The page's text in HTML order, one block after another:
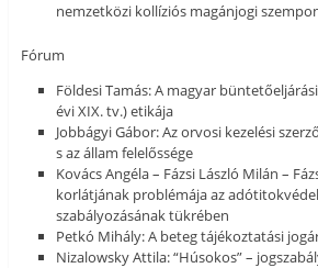
nemzetközi kollíziós magánjogi
Fórum
Földesi Tamás: A magyar
évi XIX. tv.) etikája
Jobbágyi Gábor: Az orvosi kezelési
s az állam felelőssége
Kovács Angéla – Fázsi László Milán –
korlátjának problémája az
szabályozásának tükrében
Petkó Mihály: A beteg tájékoztatási
Nizalowsky Attila: “Húsokos” –